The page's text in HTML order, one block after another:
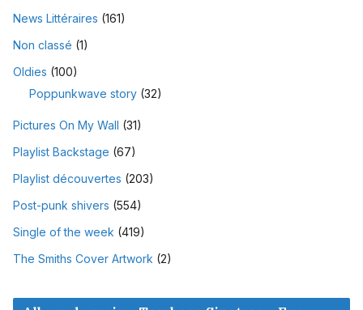
News Littéraires (161)
Non classé (1)
Oldies (100)
Poppunkwave story (32)
Pictures On My Wall (31)
Playlist Backstage (67)
Playlist découvertes (203)
Post-punk shivers (554)
Single of the week (419)
The Smiths Cover Artwork (2)